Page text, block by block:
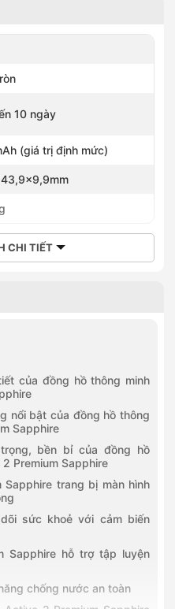
10 ngày
(giá trị định mức)
CHI TIẾT
của đồng hồ thông minh
nổi bật của đồng hồ thông
Sapphire
bền bỉ của đồng hồ
Premium Sapphire
trang bị màn hình
sức khoẻ với cảm biến
Sapphire hỗ trợ tập luyện
chống nước an toàn